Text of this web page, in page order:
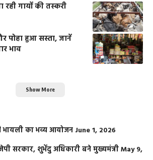
गायों की तस्करी
पोहा हुआ सस्ता, जानें
भाव
Show More
भायली का भव्य आयोजन June 1, 2026
सरकार, शुभेंदु अधिकारी बने मुख्यमंत्रीMay 9,